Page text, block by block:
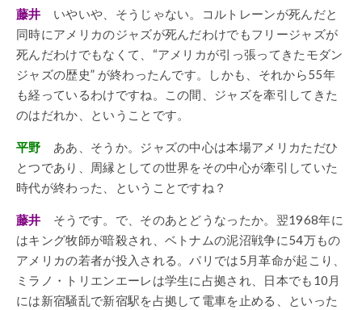
藤井 いやいや、そうじゃない。コルトレーンが死んだと
同時にアメリカのジャズが死んだわけでもフリージャズが
死んだわけでもなくて、“アメリカが引っ張ってきたモダン
ジャズの歴史” が終わったんです。しかも、それから55年
も経っているわけですね。この間、ジャズを牽引してきた
のはだれか、ということです。
平野 ああ、そうか。ジャズの中心は本場アメリカただひ
とつであり、周縁としての世界をその中心が牽引していた
時代が終わった、ということですね？
藤井 そうです。で、そのあとどうなったか。翌1968年に
はキング牧師が暗殺され、ベトナムの泥沼戦争に54万もの
アメリカの若者が投入される。パリでは5月革命が起こり、
ミラノ・トリエンエーレは学生に占拠され、日本でも10月
には新宿騒乱で新宿駅を占拠して電車を止める、といった